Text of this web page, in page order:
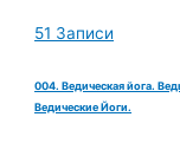
51 Записи
004. Ведическая йога.
Ведические Йоги.